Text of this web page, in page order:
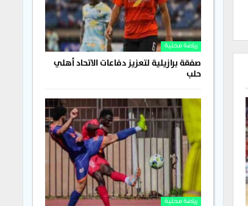
رياضة محلية
صفقة برازيلية لتعزيز دفاعات الاتحاد أهلي
حلب
رياضة محلية